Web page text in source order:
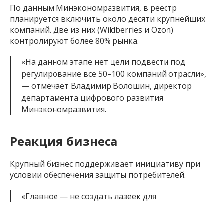
По данным Минэкономразвития, в реестр
планируется включить около десяти крупнейших
компаний. Две из них (Wildberries и Ozon)
контролируют более 80% рынка.
«На данном этапе нет цели подвести под
регулирование все 50–100 компаний отрасли»,
— отмечает Владимир Волошин, директор
департамента цифрового развития
Минэкономразвития.
Реакция бизнеса
Крупный бизнес поддерживает инициативу при
условии обеспечения защиты потребителей.
«Главное — не создать лазеек для